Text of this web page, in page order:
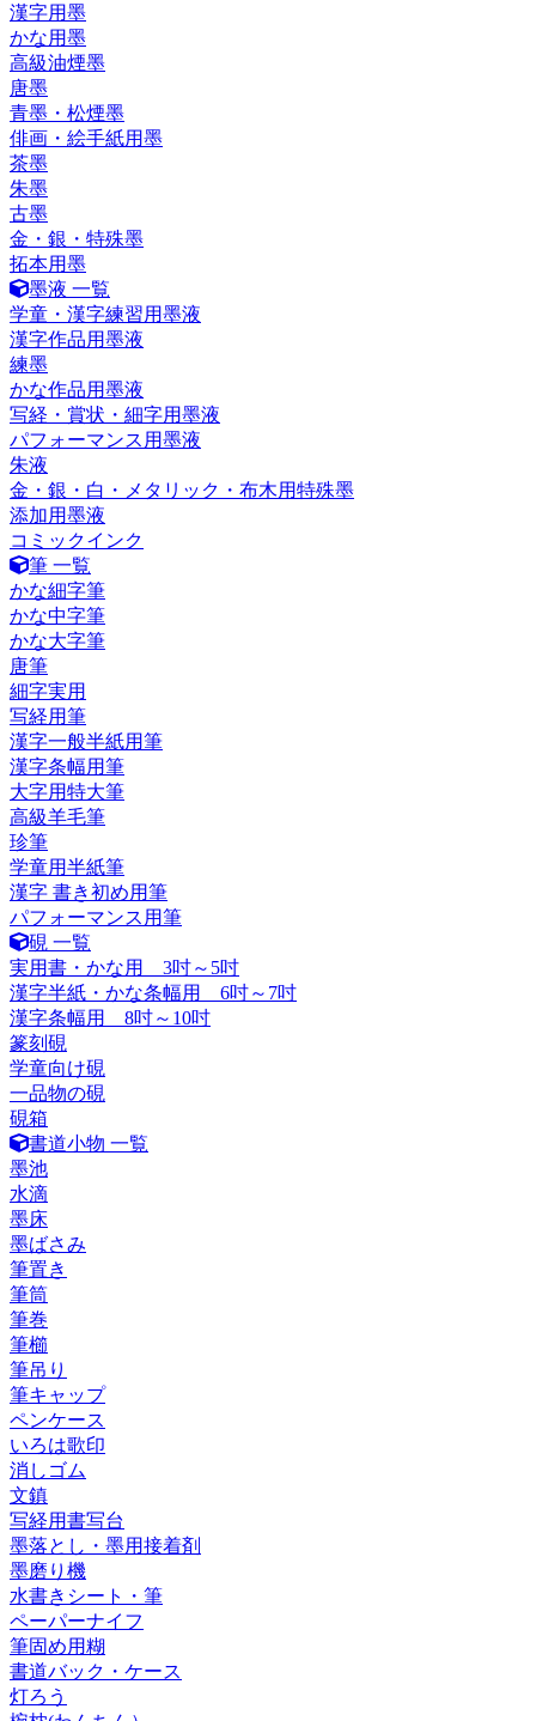
漢字用墨
かな用墨
高級油煙墨
唐墨
青墨・松煙墨
俳画・絵手紙用墨
茶墨
朱墨
古墨
金・銀・特殊墨
拓本用墨
墨液 一覧
学童・漢字練習用墨液
漢字作品用墨液
練墨
かな作品用墨液
写経・賞状・細字用墨液
パフォーマンス用墨液
朱液
金・銀・白・メタリック・布木用特殊墨
添加用墨液
コミックインク
筆 一覧
かな細字筆
かな中字筆
かな大字筆
唐筆
細字実用
写経用筆
漢字一般半紙用筆
漢字条幅用筆
大字用特大筆
高級羊毛筆
珍筆
学童用半紙筆
漢字 書き初め用筆
パフォーマンス用筆
硯 一覧
実用書・かな用 3吋～5吋
漢字半紙・かな条幅用 6吋～7吋
漢字条幅用 8吋～10吋
篆刻硯
学童向け硯
一品物の硯
硯箱
書道小物 一覧
墨池
水滴
墨床
墨ばさみ
筆置き
筆筒
筆巻
筆櫛
筆吊り
筆キャップ
ペンケース
いろは歌印
消しゴム
文鎮
写経用書写台
墨落とし・墨用接着剤
墨磨り機
水書きシート・筆
ペーパーナイフ
筆固め用糊
書道バック・ケース
灯ろう